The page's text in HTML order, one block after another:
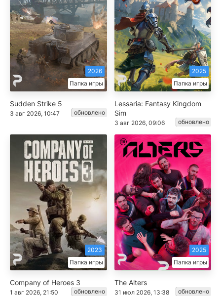
Папка игры
2026
Sudden Strike 5
3 авг 2026, 10:47 обновлено
Папка игры
2025
Lessaria: Fantasy Kingdom
Sim
3 авг 2026, 09:06 обновлено
Папка игры
2023
Company of Heroes 3
1 авг 2026, 21:50 обновлено
Папка игры
2025
The Alters
31 июл 2026, 13:38 обновлено